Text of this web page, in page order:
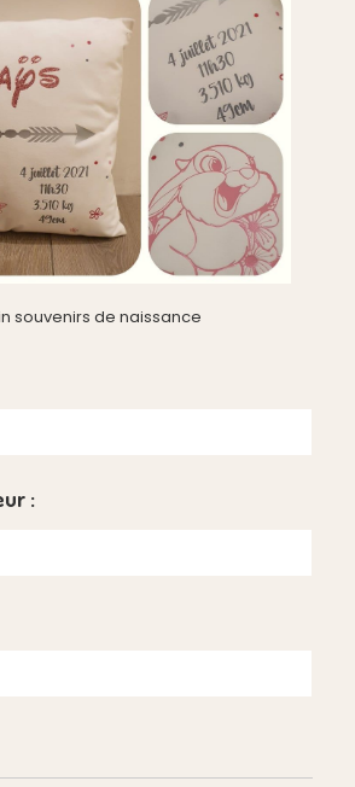
souvenirs de naissance
: